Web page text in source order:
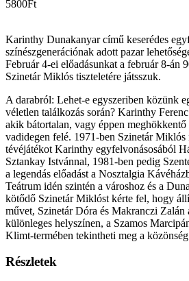
5800Ft
Karinthy Dunakanyar című keserédes
színészgenerációnak adott pazar
Február 4-ei előadásunkat a február 8-án
Szinetár Miklós tiszteletére játsszuk.
A darabról: Lehet-e egyszeriben közünk
véletlen találkozás során? Karinthy
akik bátortalan, vagy éppen meghökkentő
vadidegen felé. 1971-ben Szinetár Miklós
tévéjátékot Karinthy egyfelvonásosából
Sztankay Istvánnal, 1981-ben pedig
a legendás előadást a Nosztalgia
Teátrum idén szintén a városhoz és a
kötődő Szinetár Miklóst kérte fel, hogy
művet, Szinetár Dóra és Makranczi Zalán
különleges helyszínen, a Szamos
Klimt-termében tekintheti meg a
Részletek